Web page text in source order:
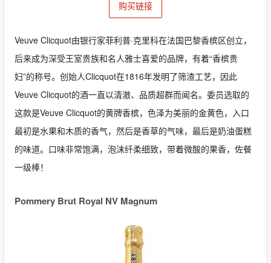
购买链接
Veuve Clicquot由银行家菲利普·克里科在法国巴黎香槟区创立，
后来成为深受王室贵族和名人雅士喜爱的品牌，有着“香槟贵
妇”的称号。创始人Clicquot在1816年发明了筛渣工艺，因此
Veuve Clicquot的酒一直以清澈、品质超群而闻名。委员选取的
这款是Veuve Clicquot的黄牌香槟，色泽为美丽的金黄色，入口
最初是水果和木质的香气，然后是香草的气味，最后是奶油蛋糕
的味道。口味非常饱满，泡沫纤柔细致，带着微酸的果香，佐餐
一级棒！
Pommery Brut Royal NV Magnum